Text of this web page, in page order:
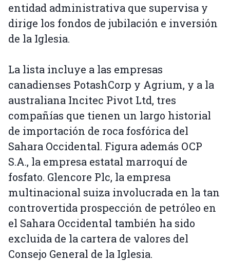
entidad administrativa que supervisa y
dirige los fondos de jubilación e inversión
de la Iglesia.
La lista incluye a las empresas
canadienses PotashCorp y Agrium, y a la
australiana Incitec Pivot Ltd, tres
compañías que tienen un largo historial
de importación de roca fosfórica del
Sahara Occidental. Figura además OCP
S.A., la empresa estatal marroquí de
fosfato. Glencore Plc, la empresa
multinacional suiza involucrada en la tan
controvertida prospección de petróleo en
el Sahara Occidental también ha sido
excluida de la cartera de valores del
Consejo General de la Iglesia.